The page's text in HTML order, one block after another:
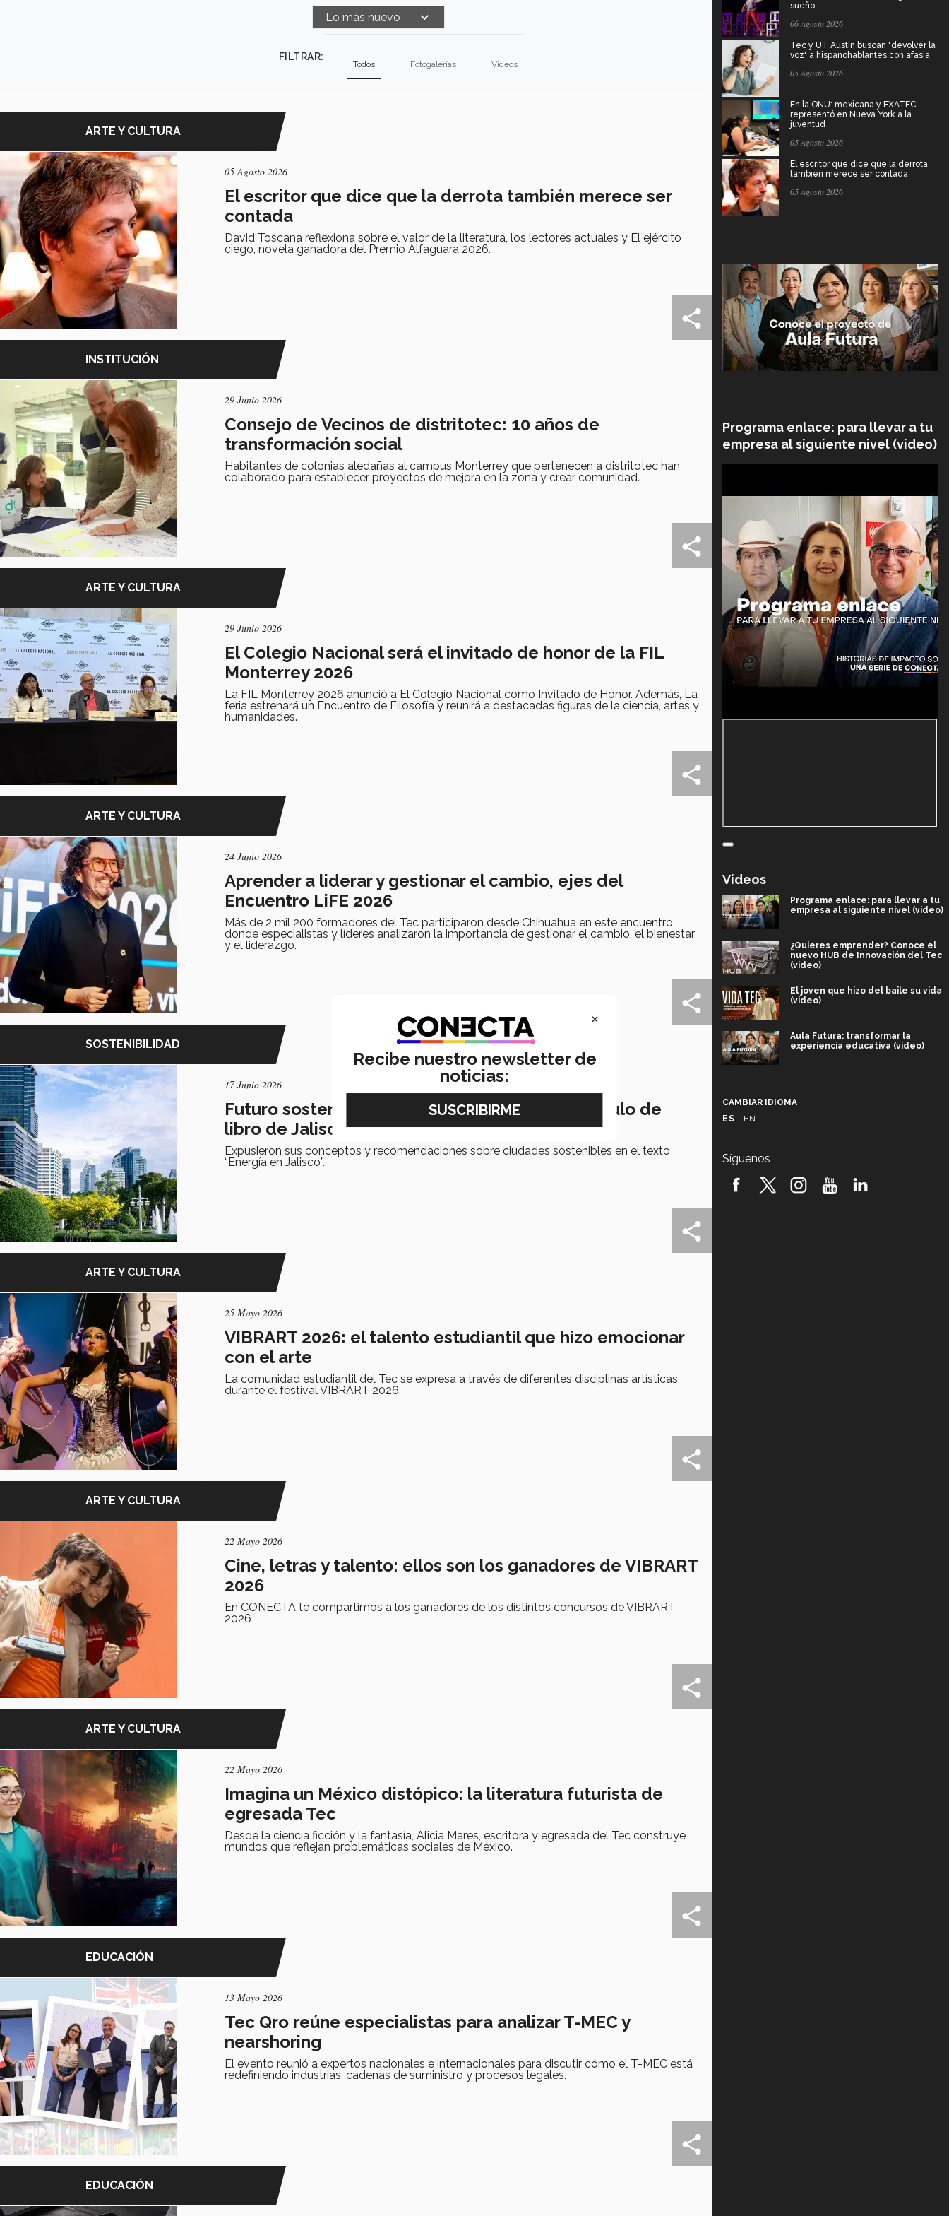
Lo más nuevo
FILTRAR:
Todos Fotogalerías Videos
ARTE Y CULTURA
05 Agosto 2026
El escritor que dice que la derrota también merece ser
contada
David Toscana reflexiona sobre el valor de la literatura, los lectores actuales y El ejército
ciego, novela ganadora del Premio Alfaguara 2026.
INSTITUCIÓN
29 Junio 2026
Consejo de Vecinos de distritotec: 10 años de
transformación social
Habitantes de colonias aledañas al campus Monterrey que pertenecen a distritotec han
colaborado para establecer proyectos de mejora en la zona y crear comunidad.
ARTE Y CULTURA
29 Junio 2026
El Colegio Nacional será el invitado de honor de la FIL
Monterrey 2026
La FIL Monterrey 2026 anunció a El Colegio Nacional como Invitado de Honor. Además, La
feria estrenará un Encuentro de Filosofía y reunirá a destacadas figuras de la ciencia, artes y
humanidades.
ARTE Y CULTURA
24 Junio 2026
Aprender a liderar y gestionar el cambio, ejes del
Encuentro LiFE 2026
Más de 2 mil 200 formadores del Tec participaron desde Chihuahua en este encuentro,
donde especialistas y líderes analizaron la importancia de gestionar el cambio, el bienestar
y el liderazgo.
SOSTENIBILIDAD
17 Junio 2026
Futuro sostenible: docentes Tec escriben capítulo de
libro de Jalisco
Expusieron sus conceptos y recomendaciones sobre ciudades sostenibles en el texto
“Energía en Jalisco”.
ARTE Y CULTURA
25 Mayo 2026
VIBRART 2026: el talento estudiantil que hizo emocionar
con el arte
La comunidad estudiantil del Tec se expresa a través de diferentes disciplinas artísticas
durante el festival VIBRART 2026.
ARTE Y CULTURA
22 Mayo 2026
Cine, letras y talento: ellos son los ganadores de VIBRART
2026
En CONECTA te compartimos a los ganadores de los distintos concursos de VIBRART
2026
ARTE Y CULTURA
22 Mayo 2026
Imagina un México distópico: la literatura futurista de
egresada Tec
Desde la ciencia ficción y la fantasía, Alicia Mares, escritora y egresada del Tec construye
mundos que reflejan problemáticas sociales de México.
EDUCACIÓN
13 Mayo 2026
Tec Qro reúne especialistas para analizar T-MEC y
nearshoring
El evento reunió a expertos nacionales e internacionales para discutir cómo el T-MEC está
redefiniendo industrias, cadenas de suministro y procesos legales.
EDUCACIÓN
sueño
06 Agosto 2026
Tec y UT Austin buscan "devolver la
voz" a hispanohablantes con afasia
05 Agosto 2026
En la ONU: mexicana y EXATEC
representó en Nueva York a la
juventud
05 Agosto 2026
El escritor que dice que la derrota
también merece ser contada
05 Agosto 2026
Programa enlace: para llevar a tu
empresa al siguiente nivel (video)
Videos
Programa enlace: para llevar a tu
empresa al siguiente nivel (video)
¿Quieres emprender? Conoce el
nuevo HUB de Innovación del Tec
(video)
El joven que hizo del baile su vida
(video)
Aula Futura: transformar la
experiencia educativa (video)
robótica FIRST 2026! (video)
CAMBIAR IDIOMA
ES
EN
Síguenos
×
Recibe nuestro newsletter de
noticias: